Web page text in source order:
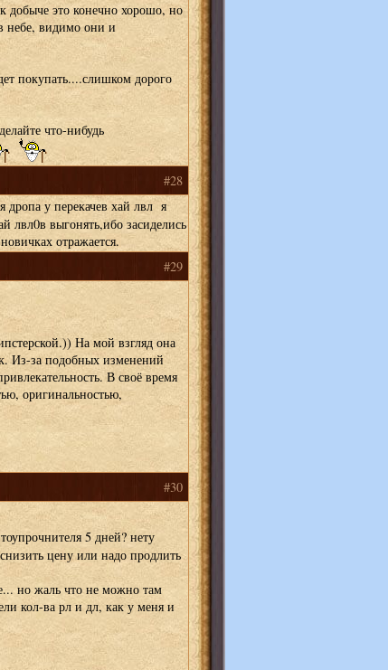
добыче это конечно хорошо, но
небе, видимо они и
покупать....слишком дорого
что-нибудь
#28
у перекачев хай лвл я
выгонять,ибо засиделись
отражается.
#29
На мой взгляд она
Из-за подобных изменений
В своё время
оригинальностью,
#30
5 дней? нету
цену или надо продлить
но жаль что не можно там
кол-ва рл и дл, как у меня и